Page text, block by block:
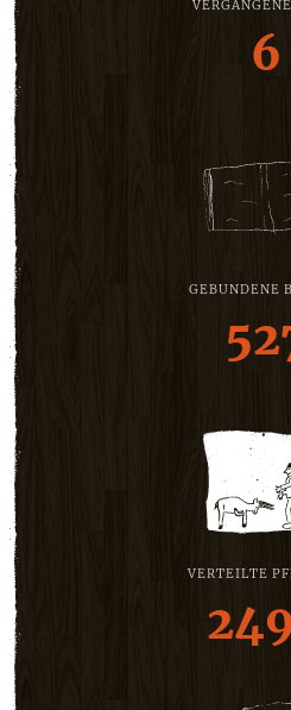
6
GEBUNDENE
VERTEILTE